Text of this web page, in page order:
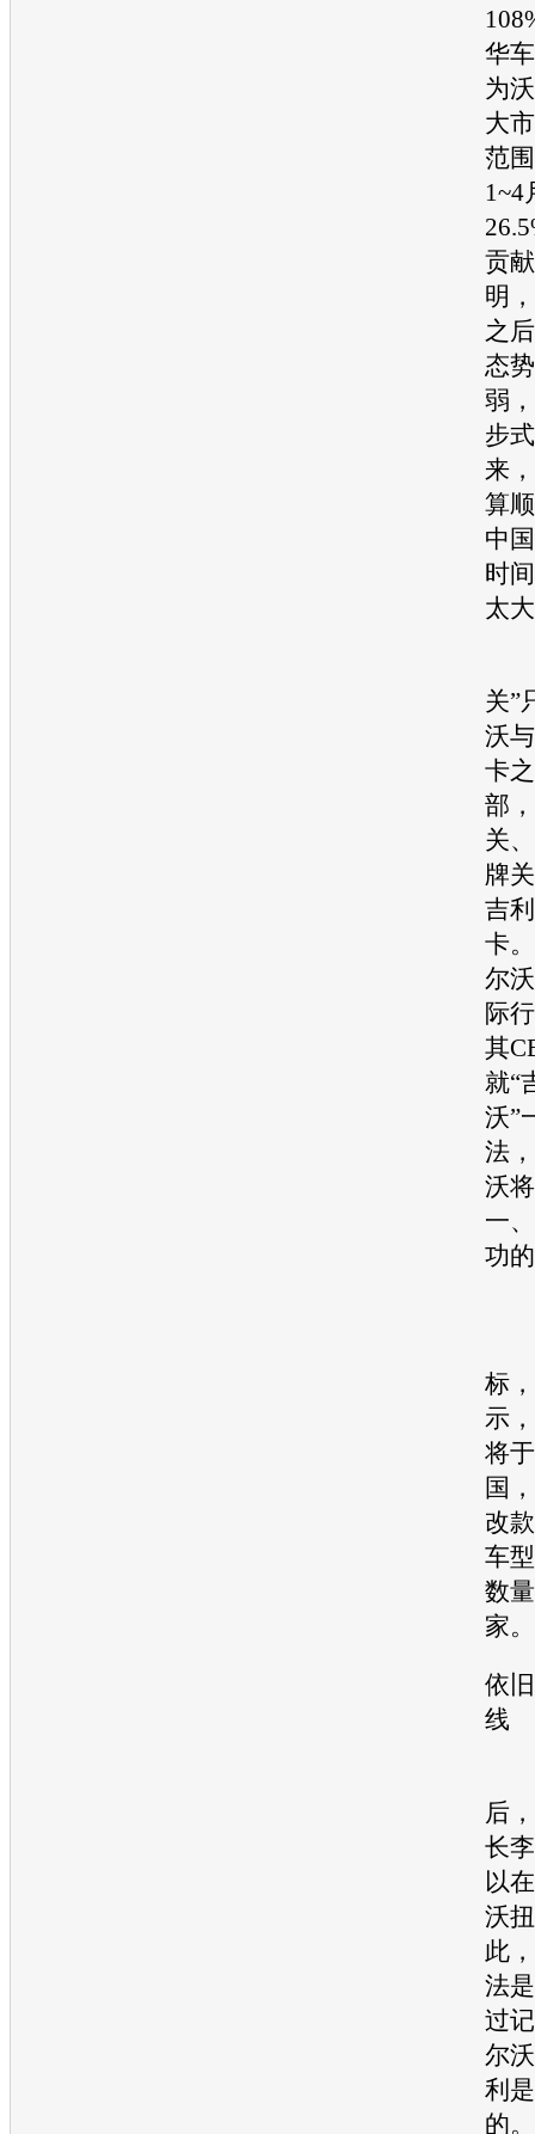
华
为
大
范
1~4
贡
明
之
态
弱
步
来
算
中
时
太
关”
沃
卡
部
关
牌
吉
卡
尔
际
其
就“
沃”
法
沃
一
功
标
示
将
国
改
车
数
依
后
长
以
沃
此
法
过
尔
利
的